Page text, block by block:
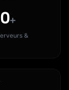
+
&